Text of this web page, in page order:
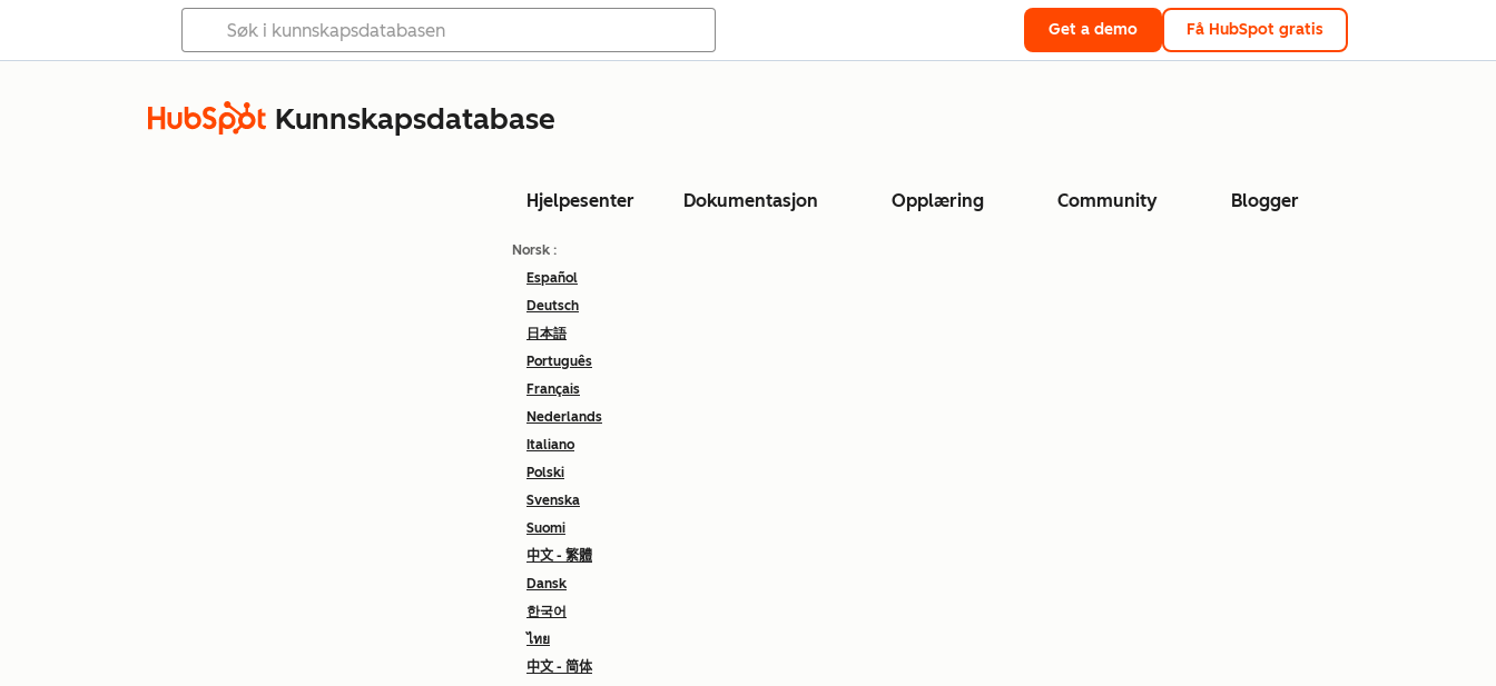
Get a demo Få HubSpot gratis
Kunnskapsdatabase
Hjelpesenter Dokumentasjon Opplæring Community Blogger
Norsk :
Español
Deutsch
日本語
Português
Français
Nederlands
Italiano
Polski
Svenska
Suomi
中文 - 繁體
Dansk
한국어
ไทย
中文 - 简体